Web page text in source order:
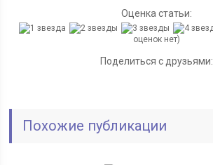
Оценка статьи:
оценок нет)
Поделиться с друзьями:
Похожие публикации